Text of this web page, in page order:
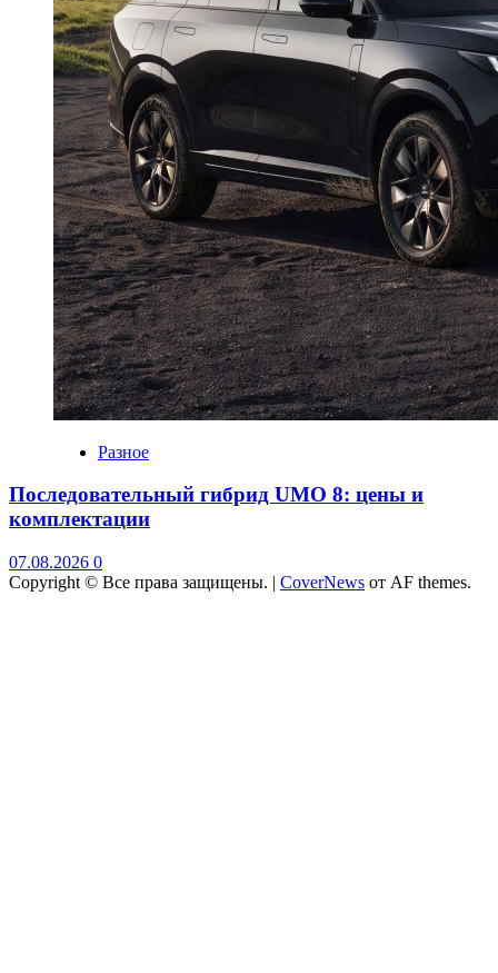
Разное
Последовательный гибрид UMO 8: цены и
комплектации
07.08.2026 0
Copyright © Все права защищены. | CoverNews от AF themes.